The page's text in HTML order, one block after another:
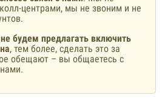
центрами, мы не звоним и не
будем предлагать включить
, тем более, сделать это за
обещают – вы общаетесь с